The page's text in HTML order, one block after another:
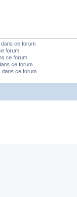
ce forum
forum
ce forum
ce forum
dans ce forum